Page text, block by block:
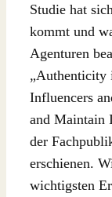
Studie hat
kommt und
Agenturen
„Authenticity
Influencers
and Maintain
der
erschienen.
wichtigsten